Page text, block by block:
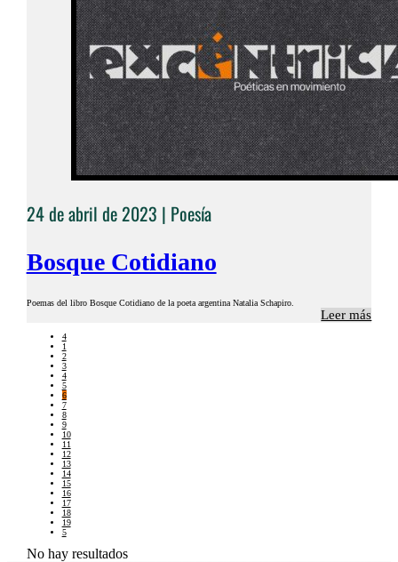
24 de abril de 2023 | Poesía
Bosque Cotidiano
Poemas del libro Bosque Cotidiano de la poeta argentina Natalia Schapiro.
Leer más
4
1
2
3
4
5
6
7
8
9
10
11
12
13
14
15
16
17
18
19
5
No hay resultados